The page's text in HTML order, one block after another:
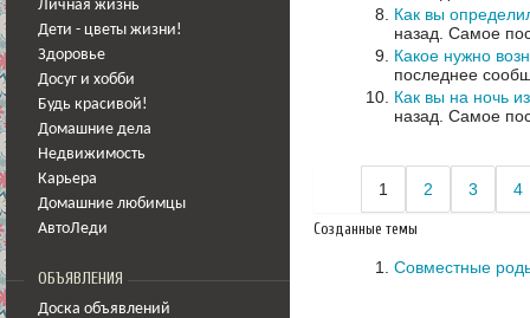
Личная жизнь
Дети - цветы жизни!
Здоровье
Досуг и хобби
Будь красивой!
Домашние дела
Недвижимость
Карьера
Домашние любимцы
АвтоЛеди
ОБЪЯВЛЕНИЯ
Доска объявлений
Как вы
назад. Самое
Какое нужно
последнее
Как вы на ночь
назад. Самое
1 2 3 4
Созданные темы
Совместные